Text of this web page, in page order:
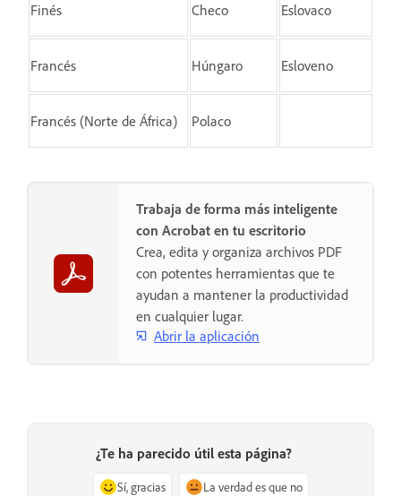
Finés Checo Eslovaco
Francés Húngaro Esloveno
Francés (Norte de África) Polaco
Trabaja de forma más inteligente
con Acrobat en tu escritorio
Crea, edita y organiza archivos PDF
con potentes herramientas que te
ayudan a mantener la productividad
en cualquier lugar.
Abrir la aplicación
¿Te ha parecido útil esta página?
Sí, gracias La verdad es que no